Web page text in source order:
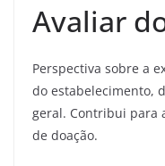
Avaliar
Perspectiva sobre a
do estabelecimento,
geral. Contribui para
de doação.